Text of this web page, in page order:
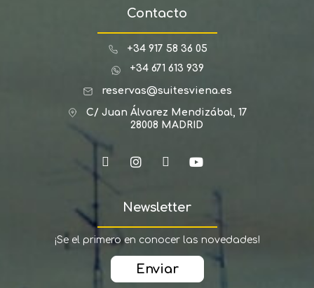
Contacto
+34 917 58 36 05
+34 671 613 939
reservas@suitesviena.es
C/ Juan Álvarez Mendizábal, 17
28008 MADRID
Newsletter
¡Se el primero en conocer las novedades!
Enviar